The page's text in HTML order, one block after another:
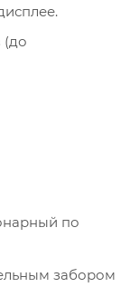
(до
по
забором